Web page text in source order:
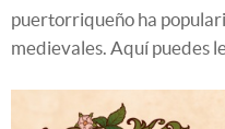
puertorriqueño ha
medievales. Aquí puedes